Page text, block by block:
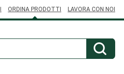
ORDINA PRODOTTI LAVORA CON NOI